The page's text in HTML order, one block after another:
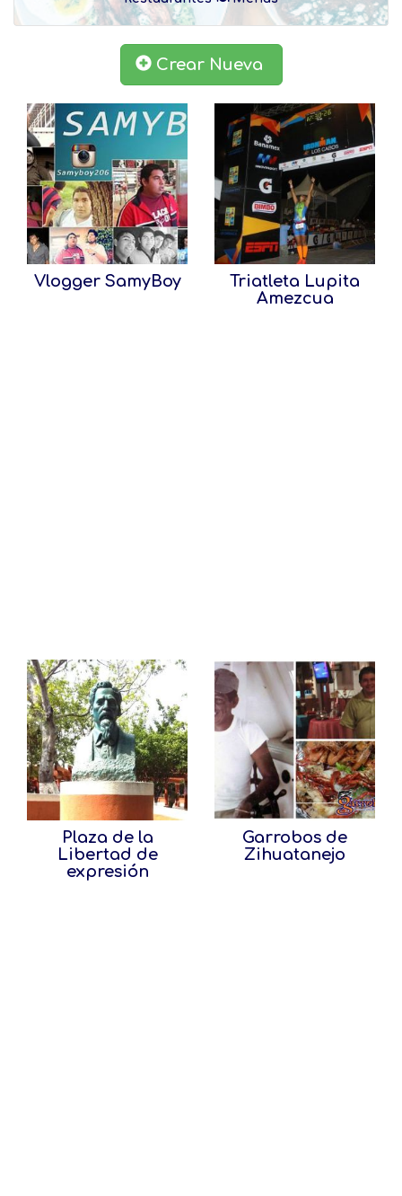
Crear Nueva
Vlogger SamyBoy
Triatleta Lupita
Amezcua
Plaza de la
Libertad de
expresión
Garrobos de
Zihuatanejo